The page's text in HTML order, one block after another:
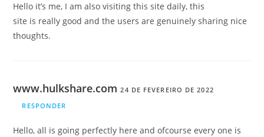
Hello it’s me, I am also visiting this site daily, this
site is really good and the users are genuinely sharing nice
thoughts.
www.hulkshare.com 24 DE FEVEREIRO DE 2022
RESPONDER
Hello, all is going perfectly here and ofcourse every one is